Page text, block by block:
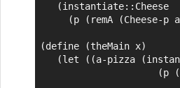
(define (theMain x)